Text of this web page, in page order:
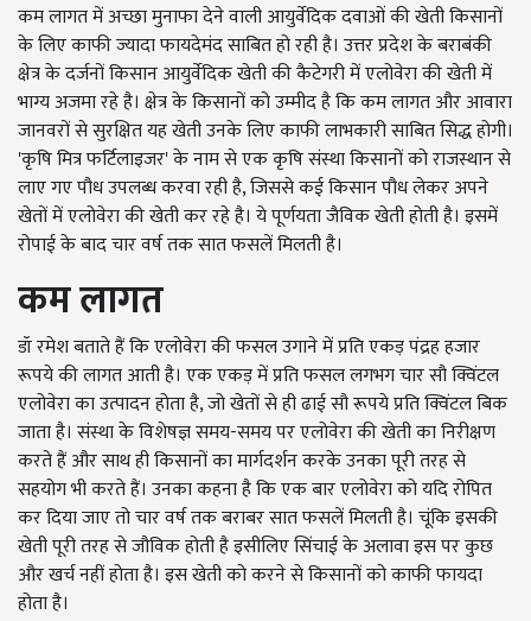
कम लागत में अच्छा मुनाफा देने वाली आयुर्वेदिक दवाओं की खेती किसानों
के लिए काफी ज्यादा फायदेमंद साबित हो रही है। उत्तर प्रदेश के बराबंकी
क्षेत्र के दर्जनों किसान आयुर्वेदिक खेती की कैटेगरी में एलोवेरा की खेती में
भाग्य अजमा रहे है। क्षेत्र के किसानों को उम्मीद है कि कम लागत और आवारा
जानवरों से सुरक्षित यह खेती उनके लिए काफी लाभकारी साबित सिद्ध होगी।
'कृषि मित्र फर्टिलाइजर' के नाम से एक कृषि संस्था किसानों को राजस्थान से
लाए गए पौध उपलब्ध करवा रही है, जिससे कई किसान पौध लेकर अपने
खेतों में एलोवेरा की खेती कर रहे है। ये पूर्णयता जैविक खेती होती है। इसमें
रोपाई के बाद चार वर्ष तक सात फसलें मिलती है।
कम लागत
डॉ रमेश बताते हैं कि एलोवेरा की फसल उगाने में प्रति एकड़ पंद्रह हजार
रूपये की लागत आती है। एक एकड़ में प्रति फसल लगभग चार सौ क्विंटल
एलोवेरा का उत्पादन होता है, जो खेतों से ही ढाई सौ रूपये प्रति क्विंटल बिक
जाता है। संस्था के विशेषज्ञ समय-समय पर एलोवेरा की खेती का निरीक्षण
करते हैं और साथ ही किसानों का मार्गदर्शन करके उनका पूरी तरह से
सहयोग भी करते हैं। उनका कहना है कि एक बार एलोवेरा को यदि रोपित
कर दिया जाए तो चार वर्ष तक बराबर सात फसलें मिलती है। चूंकि इसकी
खेती पूरी तरह से जौविक होती है इसीलिए सिंचाई के अलावा इस पर कुछ
और खर्च नहीं होता है। इस खेती को करने से किसानों को काफी फायदा
होता है।